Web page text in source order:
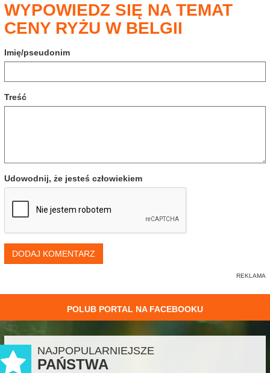
WYPOWIEDZ SIĘ NA TEMAT
CENY RYŻU W BELGII
Imię/pseudonim
Treść
Udowodnij, że jesteś człowiekiem
DODAJ KOMENTARZ
POLUB PORTAL NA FACEBOOKU
NAJPOPULARNIEJSZE
PAŃSTWA